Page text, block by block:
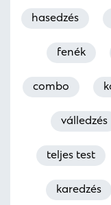
hasedzés
fenék
combo
válledzés
teljes test
karedzés